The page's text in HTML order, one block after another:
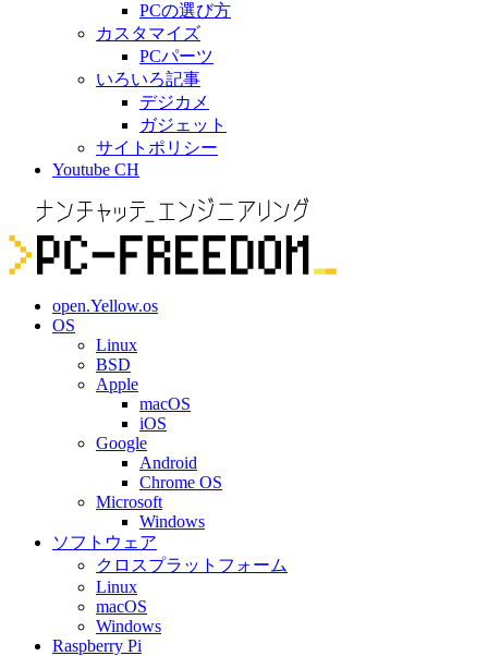
PCの選び方
カスタマイズ
PCパーツ
いろいろ記事
デジカメ
ガジェット
サイトポリシー
Youtube CH
open.Yellow.os
OS
Linux
BSD
Apple
macOS
iOS
Google
Android
Chrome OS
Microsoft
Windows
ソフトウェア
クロスプラットフォーム
Linux
macOS
Windows
Raspberry Pi